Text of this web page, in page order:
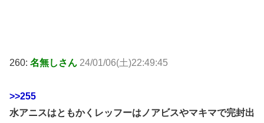
260: 名無しさん 24/01/06(土)22:49:45
>>255
水アニスはともかくレッフーはノアビスやマキマで完封出